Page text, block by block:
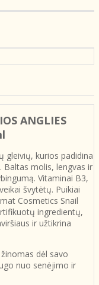
ANGLIES
gleivių, kurios padidina
Baltas molis, lengvas ir
Vitaminai B3,
švytėtų. Puikiai
Cosmetics Snail
ingredientų,
ir užtikrina
dėl savo
nuo senėjimo ir